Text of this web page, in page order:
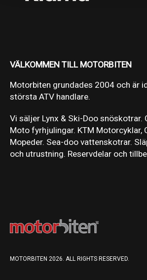
VÄLKOMMEN TILL MOTORBITEN
Motorbiten grundades 2004 och är
största ATV handlare.
Vi säljer Lynx & Ski-Doo snöskotrar.
Moto fyrhjulingar. KTM Motorcyklar,
Mopeder. Sea-doo vattenskotrar.
och utrustning. Reservdelar och
MOTORBITEN 2026. ALL RIGHTS RESERVED.